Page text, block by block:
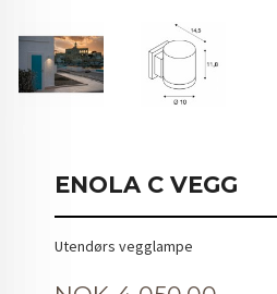
ENOLA C VEGG
Utendørs vegglampe